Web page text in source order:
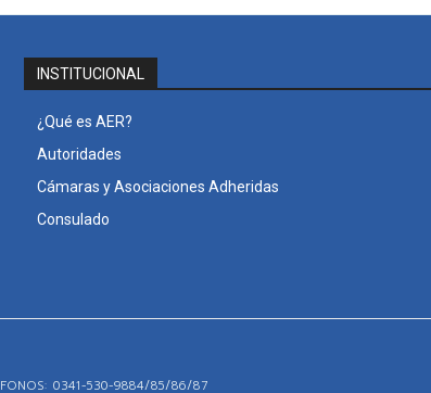
INSTITUCIONAL
¿Qué es AER?
Autoridades
Cámaras y Asociaciones Adheridas
Consulado
0341-530-9884/85/86/87